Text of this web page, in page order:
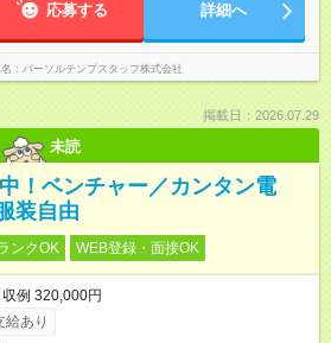
応募する 詳細へ
パーソルテンプスタッフ株式会社
掲載日：2026.07.29
未読
！ベンチャー／カンタン電
装自由
ンクOK WEB登録・面接OK
例 320,000円
給あり